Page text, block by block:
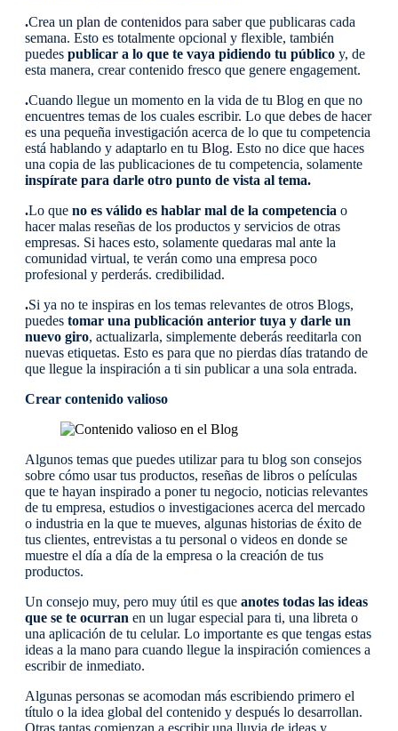
.Crea un plan de contenidos para saber que publicaras cada
semana. Esto es totalmente opcional y flexible, también
puedes publicar a lo que te vaya pidiendo tu público y, de
esta manera, crear contenido fresco que genere engagement.
.Cuando llegue un momento en la vida de tu Blog en que no
encuentres temas de los cuales escribir. Lo que debes de hacer
es una pequeña investigación acerca de lo que tu competencia
está hablando y adaptarlo en tu Blog. Esto no dice que haces
una copia de las publicaciones de tu competencia, solamente
inspírate para darle otro punto de vista al tema.
.Lo que no es válido es hablar mal de la competencia o
hacer malas reseñas de los productos y servicios de otras
empresas. Si haces esto, solamente quedaras mal ante la
comunidad virtual, te verán como una empresa poco
profesional y perderás. credibilidad.
.Si ya no te inspiras en los temas relevantes de otros Blogs,
puedes tomar una publicación anterior tuya y darle un
nuevo giro, actualizarla, simplemente deberás reeditarla con
nuevas etiquetas. Esto es para que no pierdas días tratando de
que llegue la inspiración a ti sin publicar a una sola entrada.
Crear contenido valioso
Algunos temas que puedes utilizar para tu blog son consejos
sobre cómo usar tus productos, reseñas de libros o películas
que te hayan inspirado a poner tu negocio, noticias relevantes
de tu empresa, estudios o investigaciones acerca del mercado
o industria en la que te mueves, algunas historias de éxito de
tus clientes, entrevistas a tu personal o videos en donde se
muestre el día a día de la empresa o la creación de tus
productos.
Un consejo muy, pero muy útil es que anotes todas las ideas
que se te ocurran en un lugar especial para ti, una libreta o
una aplicación de tu celular. Lo importante es que tengas estas
ideas a la mano para cuando llegue la inspiración comiences a
escribir de inmediato.
Algunas personas se acomodan más escribiendo primero el
título o la idea global del contenido y después lo desarrollan.
Otras tantas comienzan a escribir una lluvia de ideas y